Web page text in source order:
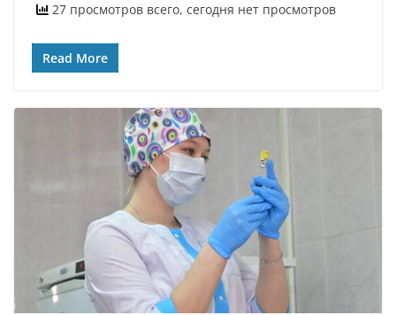
27 просмотров всего, сегодня нет просмотров
Read More